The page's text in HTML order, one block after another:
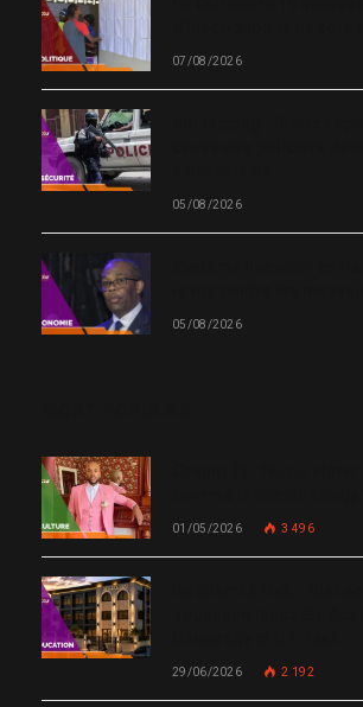
07/08/2026
05/08/2026
05/08/2026
01/05/2026 3 496
29/06/2026 2 192